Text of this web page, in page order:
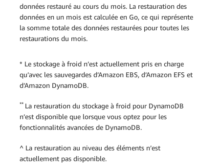
données restauré au cours du mois. La restauration des
données en un mois est calculée en Go, ce qui représente
la somme totale des données restaurées pour toutes les
restaurations du mois.
* Le stockage à froid n’est actuellement pris en charge
qu’avec les sauvegardes d’Amazon EBS, d’Amazon EFS et
d’Amazon DynamoDB.
** La restauration du stockage à froid pour DynamoDB
n’est disponible que lorsque vous optez pour les
fonctionnalités avancées de DynamoDB.
^ La restauration au niveau des éléments n’est
actuellement pas disponible.